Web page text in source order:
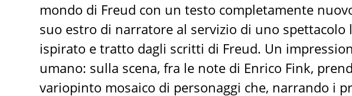
mondo di Freud con un testo completamente
suo estro di narratore al servizio di uno spettacolo
ispirato e tratto dagli scritti di Freud. Un
umano: sulla scena, fra le note di Enrico Fink,
variopinto mosaico di personaggi che, narrando i